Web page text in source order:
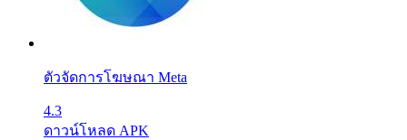
ตัวจัดการโฆษณา Meta
4.3
ดาวน์โหลด APK